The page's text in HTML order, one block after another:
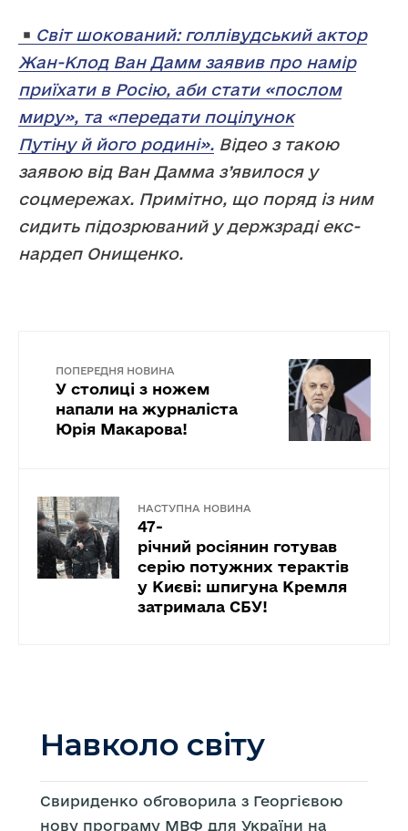
Світ шокований: голлівудський актор
Жан-Клод Ван Дамм заявив про намір
приїхати в Росію, аби стати «послом
миру», та «передати поцілунок
Путіну й його родині». Відео з такою
заявою від Ван Дамма з’явилося у
соцмережах. Примітно, що поряд із ним
сидить підозрюваний у держзраді екс-
нардеп Онищенко.
ПОПЕРЕДНЯ НОВИНА
У столиці з ножем
напали на журналіста
Юрія Макарова!
НАСТУПНА НОВИНА
47-
річний росіянин готував
серію потужних терактів
у Києві: шпигуна Кремля
затримала СБУ!
Навколо світу
Свириденко обговорила з Георгієвою
нову програму МВФ для України на